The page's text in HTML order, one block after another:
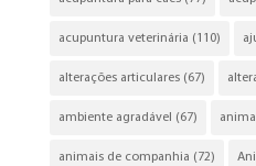
acupuntura veterinária (110)
alterações articulares(67)
ambiente agradável (67)
animais de companhia (72)